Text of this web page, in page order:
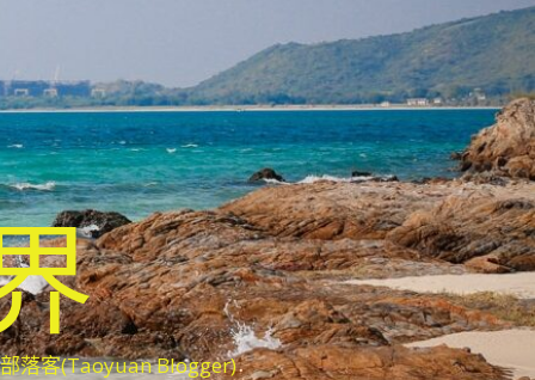
落客(Taoyuan Blogger)